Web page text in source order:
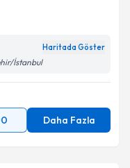
Haritada Göster
İstanbul
Daha Fazla